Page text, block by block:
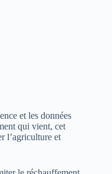
et les données
qui vient, cet
l’agriculture et